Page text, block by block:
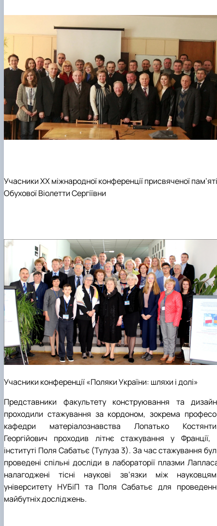
Учасники ХХ міжнародної конференції присвяченої пам’яті
Обухової Віолетти Сергіївни
Учасники конференції «Поляки України: шляхи і долі»
Представники факультету конструювання та
проходили стажування за кордоном, зокрема
кафедри матеріалознавства Лопатько
Георгійович проходив літнє стажування у Франції,
інституті Поля Сабатьє (Тулуза 3). За час стажування
проведені спільні досліди в лабораторії плазми
налагоджені тісні наукові зв’язки між
університету НУБіП та Поля Сабатьє для
майбутніх досліджень.